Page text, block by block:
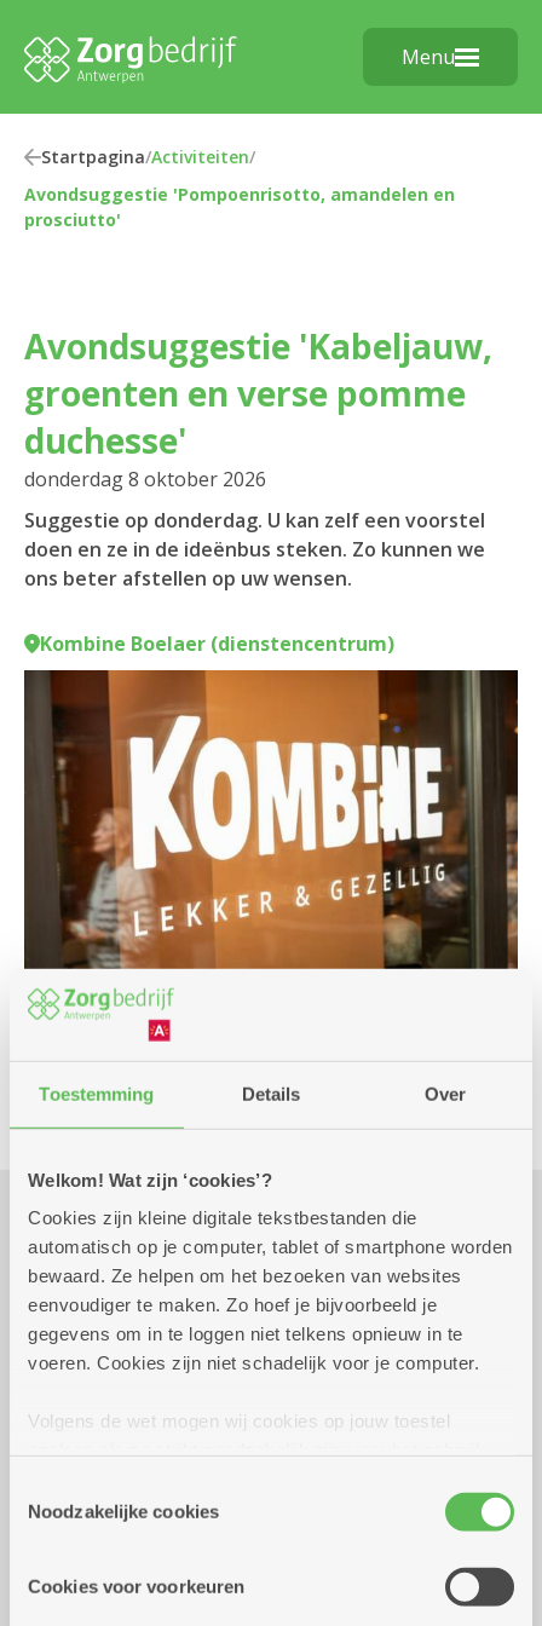
Toestemming Details Over
Welkom! Wat zijn ‘cookies’?
Cookies zijn kleine digitale tekstbestanden die
automatisch op je computer, tablet of smartphone worden
bewaard. Ze helpen om het bezoeken van websites
eenvoudiger te maken. Zo hoef je bijvoorbeeld je
gegevens om in te loggen niet telkens opnieuw in te
voeren. Cookies zijn niet schadelijk voor je computer.
Volgens de wet mogen wij cookies op jouw toestel
cookies hebben we jouw toestemming nodig. Sommige
cookies worden geplaatst door derde partijen die een
informatie over jouw (geanonimiseerd) gebruik van onze
Noodzakelijke cookies
Cookies voor voorkeuren
Menu
Startpagina/Activiteiten/
Avondsuggestie 'Pompoenrisotto, amandelen en
prosciutto'
Avondsuggestie 'Kabeljauw,
groenten en verse pomme
duchesse'
donderdag 8 oktober 2026
Suggestie op donderdag. U kan zelf een voorstel
doen en ze in de ideënbus steken. Zo kunnen we
ons beter afstellen op uw wensen.
Kombine Boelaer (dienstencentrum)
Culinair Kombine
Praktisch
donderdag 8 oktober
2026
17.30 uur tot 20.00
uur
Inschrijven uiterlijk op 05/10/2026
Reserveer vervoer
2140 Borgerhout